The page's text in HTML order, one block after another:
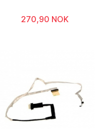
270,90 NOK